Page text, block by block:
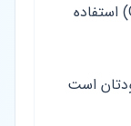
سیستم از کد تایید یکبار مصرف (OTP) استفاده
است